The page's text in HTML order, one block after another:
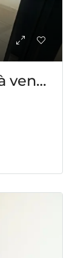
Appartement Duplex à vendre -Usto- Oran avec vue panoramique